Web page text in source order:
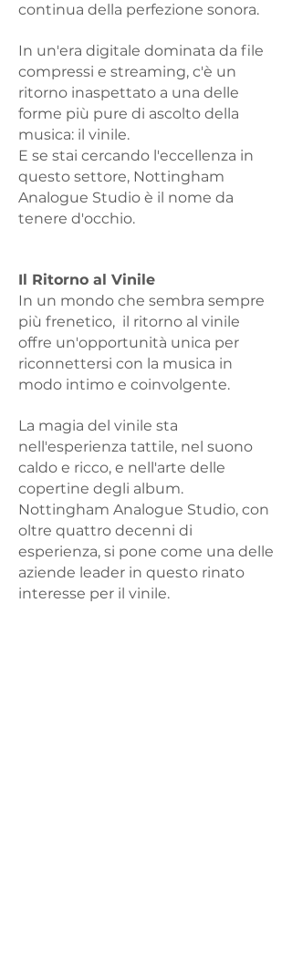
continua della perfezione sonora.
In un'era digitale dominata da file
compressi e streaming, c'è un
ritorno inaspettato a una delle
forme più pure di ascolto della
musica: il vinile.
E se stai cercando l'eccellenza in
questo settore, Nottingham
Analogue Studio è il nome da
tenere d'occhio.
Il Ritorno al Vinile
In un mondo che sembra sempre
più frenetico, il ritorno al vinile
offre un'opportunità unica per
riconnettersi con la musica in
modo intimo e coinvolgente.
La magia del vinile sta
nell'esperienza tattile, nel suono
caldo e ricco, e nell'arte delle
copertine degli album.
Nottingham Analogue Studio, con
oltre quattro decenni di
esperienza, si pone come una delle
aziende leader in questo rinato
interesse per il vinile.